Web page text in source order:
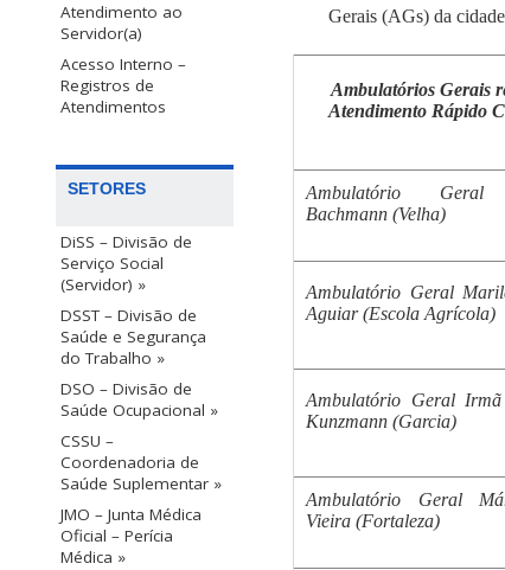
Atendimento ao
Servidor(a)
Acesso Interno –
Registros de
Atendimentos
SETORES
DiSS – Divisão de
Serviço Social
(Servidor) »
DSST – Divisão de
Saúde e Segurança
do Trabalho »
DSO – Divisão de
Saúde Ocupacional »
CSSU –
Coordenadoria de
Saúde Suplementar »
JMO – Junta Médica
Oficial – Perícia
Médica »
Gerais (AGs) da
Ambulatórios Gerais
Atendimento Rápido
Ambulatório Geral
Bachmann (Velha)
Ambulatório Geral
Aguiar (Escola Agrícola)
Ambulatório Geral
Kunzmann (Garcia)
Ambulatório Geral
Vieira (Fortaleza)